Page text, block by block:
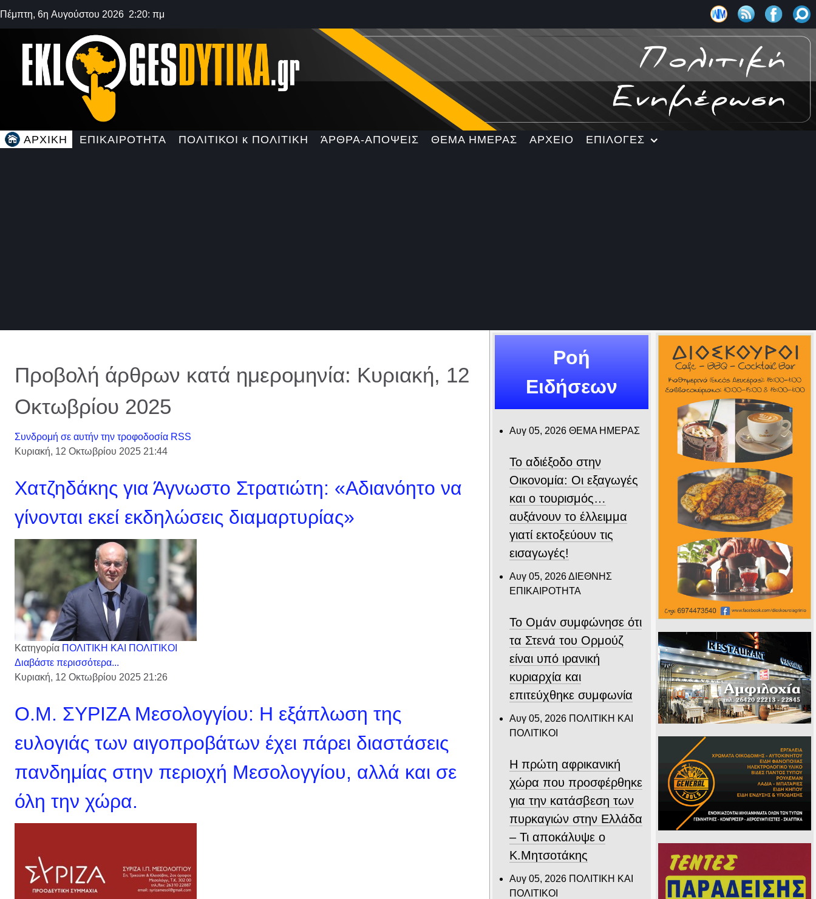
Πέμπτη, 6η Αυγούστου 2026 2:20: πμ
ΑΡΧΙΚΗ ΕΠΙΚΑΙΡΟΤΗΤΑ ΠΟΛΙΤΙΚΟΙ κ ΠΟΛΙΤΙΚΗ ΆΡΘΡΑ-ΑΠΟΨΕΙΣ ΘΕΜΑ ΗΜΕΡΑΣ ΑΡΧΕΙΟ ΕΠΙΛΟΓΕΣ
Προβολή άρθρων κατά ημερομηνία: Κυριακή, 12
Οκτωβρίου 2025
Συνδρομή σε αυτήν την τροφοδοσία RSS
Κυριακή, 12 Οκτωβρίου 2025 21:44
Χατζηδάκης για Άγνωστο Στρατιώτη: «Αδιανόητο να
γίνονται εκεί εκδηλώσεις διαμαρτυρίας»
Κατηγορία ΠΟΛΙΤΙΚΗ ΚΑΙ ΠΟΛΙΤΙΚΟΙ
Διαβάστε περισσότερα...
Κυριακή, 12 Οκτωβρίου 2025 21:26
Ο.Μ. ΣΥΡΙΖΑ Μεσολογγίου: Η εξάπλωση της
ευλογιάς των αιγοπροβάτων έχει πάρει διαστάσεις
πανδημίας στην περιοχή Μεσολογγίου, αλλά και σε
όλη την χώρα.
Ροή
Ειδήσεων
Αυγ 05, 2026 ΘΕΜΑ ΗΜΕΡΑΣ
Το αδιέξοδο στην
Οικονομία: Οι εξαγωγές
και ο τουρισμός…
αυξάνουν το έλλειμμα
γιατί εκτοξεύουν τις
εισαγωγές!
Αυγ 05, 2026ΔΙΕΘΝΗΣ
ΕΠΙΚΑΙΡΟΤΗΤΑ
Το Ομάν συμφώνησε ότι
τα Στενά του Ορμούζ
είναι υπό ιρανική
κυριαρχία και
επιτεύχθηκε συμφωνία
Αυγ 05, 2026 ΠΟΛΙΤΙΚΗ ΚΑΙ
ΠΟΛΙΤΙΚΟΙ
Η πρώτη αφρικανική
χώρα που προσφέρθηκε
για την κατάσβεση των
πυρκαγιών στην Ελλάδα
– Τι αποκάλυψε ο
Κ.Μητσοτάκης
Αυγ 05, 2026 ΠΟΛΙΤΙΚΗ ΚΑΙ
ΠΟΛΙΤΙΚΟΙ